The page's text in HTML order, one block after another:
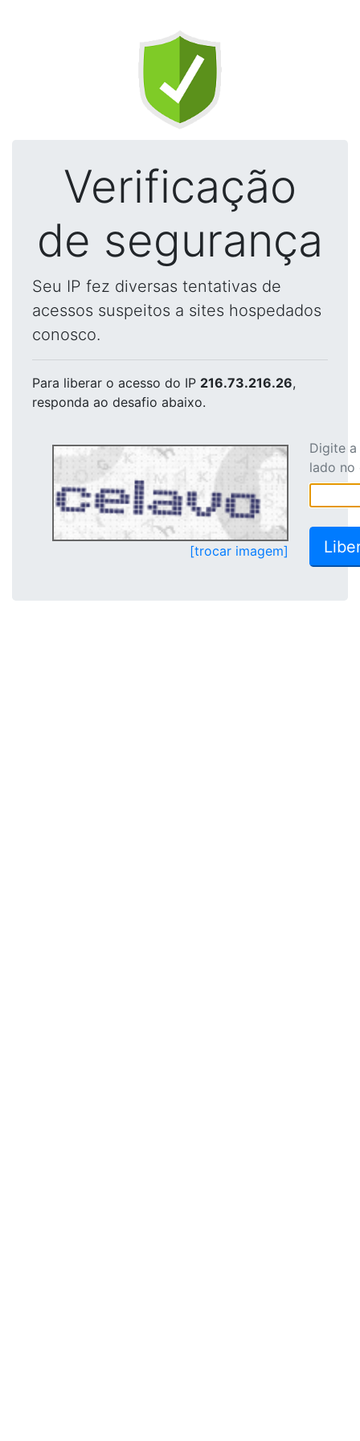
Verificação
de segurança
Seu IP fez diversas tentativas de
acessos suspeitos a sites hospedados
conosco.
Para liberar o acesso do IP 216.73.216.26,
responda ao desafio abaixo.
[trocar imagem]
Digite
lado no